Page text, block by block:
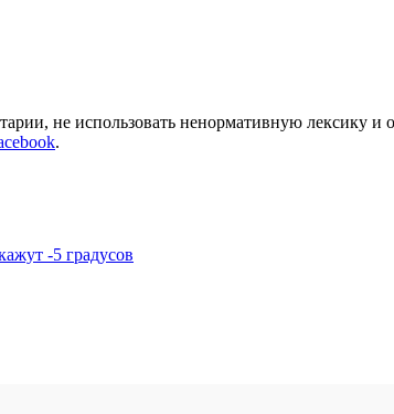
не использовать ненормативную лексику
.
-5 градусов